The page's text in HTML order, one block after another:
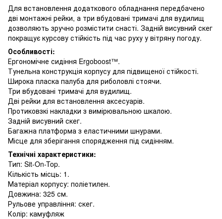
Для встановлення додаткового обладнання передбачено
дві монтажні рейки, а три вбудовані тримачі для вудилищ
дозволяють зручно розмістити снасті. Задній висувний скег
покращує курсову стійкість під час руху у вітряну погоду.
Особливості:
Ергономічне сидіння Ergoboost™.
Тунельна конструкція корпусу для підвищеної стійкості.
Широка пласка палуба для риболовлі стоячи.
Три вбудовані тримачі для вудилищ.
Дві рейки для встановлення аксесуарів.
Протиковзкі накладки з вимірювальною шкалою.
Задній висувний скег.
Багажна платформа з еластичними шнурами.
Місце для зберігання спорядження під сидінням.
Технічні характеристики:
Тип: Sit-On-Top.
Кількість місць: 1.
Матеріал корпусу: поліетилен.
Довжина: 325 см.
Рульове управління: скег.
Колір: камуфляж